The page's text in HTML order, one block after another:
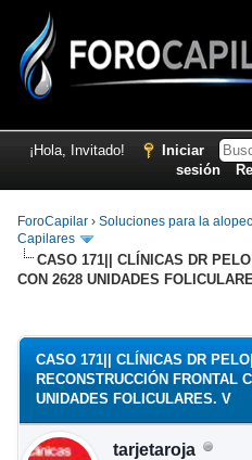
¡Hola, Invitado!
Iniciar
sesión
ForoCapilar ›Soluciones para la
Capilares
CASO 171|| CLÍNICAS DR
CON 2628 UNIDADES
CASO 171|| CLÍNICAS DR PELO||
RECONSTRUCCIÓN FRONTAL
UNIDADES FOLICULARES. V
tarjetaroja